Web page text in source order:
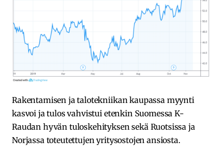
Rakentamisen ja talotekniikan kaupassa myynti
kasvoi ja tulos vahvistui etenkin Suomessa K-
Raudan hyvän tuloskehityksen sekä Ruotsissa ja
Norjassa toteutettujen yritysostojen ansiosta.